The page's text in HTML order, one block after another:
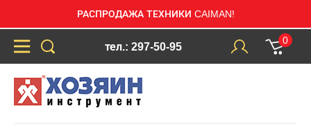
РАСПРОДАЖА ТЕХНИКИ CAIMAN!
тел.: 297-50-95
0